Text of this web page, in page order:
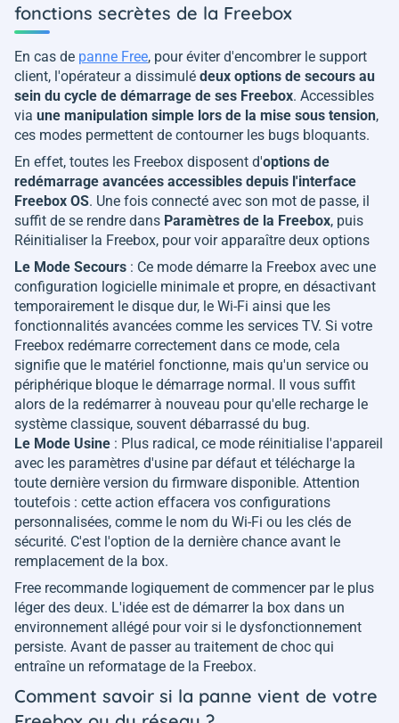
fonctions secrètes de la Freebox
En cas de panne Free, pour éviter d'encombrer le support
client, l'opérateur a dissimulé deux options de secours au
sein du cycle de démarrage de ses Freebox. Accessibles
via une manipulation simple lors de la mise sous tension,
ces modes permettent de contourner les bugs bloquants.
En effet, toutes les Freebox disposent d'options de
redémarrage avancées accessibles depuis l'interface
Freebox OS. Une fois connecté avec son mot de passe, il
suffit de se rendre dans Paramètres de la Freebox, puis
Réinitialiser la Freebox, pour voir apparaître deux options
Le Mode Secours : Ce mode démarre la Freebox avec une
configuration logicielle minimale et propre, en désactivant
temporairement le disque dur, le Wi-Fi ainsi que les
fonctionnalités avancées comme les services TV. Si votre
Freebox redémarre correctement dans ce mode, cela
signifie que le matériel fonctionne, mais qu'un service ou
périphérique bloque le démarrage normal. Il vous suffit
alors de la redémarrer à nouveau pour qu'elle recharge le
système classique, souvent débarrassé du bug.
Le Mode Usine : Plus radical, ce mode réinitialise l'appareil
avec les paramètres d'usine par défaut et télécharge la
toute dernière version du firmware disponible. Attention
toutefois : cette action effacera vos configurations
personnalisées, comme le nom du Wi-Fi ou les clés de
sécurité. C'est l'option de la dernière chance avant le
remplacement de la box.
Free recommande logiquement de commencer par le plus
léger des deux. L'idée est de démarrer la box dans un
environnement allégé pour voir si le dysfonctionnement
persiste. Avant de passer au traitement de choc qui
entraîne un reformatage de la Freebox.
Comment savoir si la panne vient de votre